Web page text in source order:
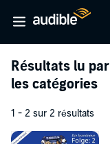
Résultats lu par
les catégories
1 - 2 sur 2 résultats